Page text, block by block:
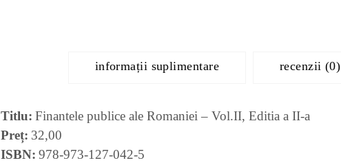
informații suplimentare recenzii (0)
Titlu Finantele publice ale Romaniei – Vol.II, Editia a II-a
Preț 32,00
ISBN 978-973-127-042-5